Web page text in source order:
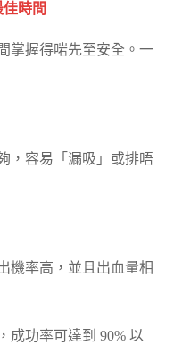
時間
掌握得啱先至安全。一
，容易「漏吸」或排唔
機率高，並且出血量相
成功率可達到 90% 以